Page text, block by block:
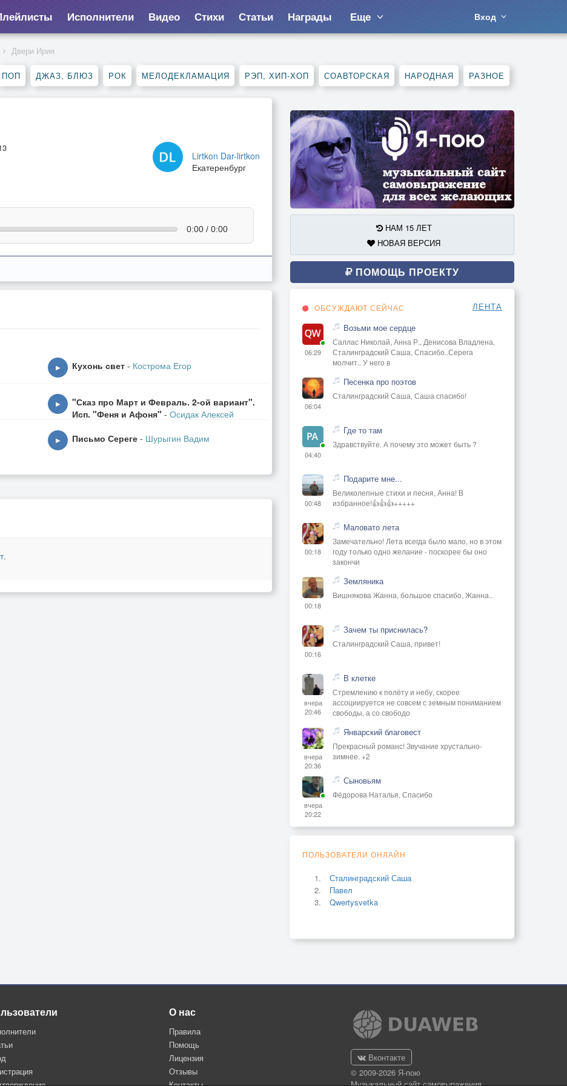
Исполнители Видео Стихи Статьи Награды Еще Вход
Двери Ирия
ПОП ДЖАЗ, БЛЮЗ РОК МЕЛОДЕКЛАМАЦИЯ РЭП, ХИП-ХОП СОАВТОРСКАЯ НАРОДНАЯ РАЗНОЕ
Lirtkon Dar-lirtkon
Екатеренбург
0:00 / 0:00
▶ Кухонь свет - Кострома Егор
▶
"Сказ про Март и Февраль. 2-ой вариант".
Исп. "Феня и Афоня" - Осидак Алексей
▶ Письмо Сереге - Шурыгин Вадим
.
НАМ 15 ЛЕТ
НОВАЯ ВЕРСИЯ
ПОМОЩЬ ПРОЕКТУ
ОБСУЖДАЮТ СЕЙЧАС ЛЕНТА
06:29
Возьми мое сердце
Саллас Николай, Анна Р., Денисова Владлена,
Сталинградский Саша, Спасибо..Серега
молчит.. У него в
06:04
Песенка про поэтов
Сталинградский Саша, Саша спасибо!
04:40
Где то там
Здравствуйте. А почему это может быть ?
00:48
Подарите мне...
Великолепные стихи и песня, Анна! В
избранное!👍👍👍+++++
00:18
Маловато лета
Замечательно! Лета всегда было мало, но в этом
году только одно желание - поскорее бы оно
закончи
00:18
Земляника
Вишнякова Жанна, большое спасибо, Жанна..
00:16
Зачем ты приснилась?
Сталинградский Саша, привет!
вчера
20:46
В клетке
Стремлению к полёту и небу, скорее
ассоциируется не совсем с земным пониманием
свободы, а со свободо
вчера
20:36
Январский благовест
Прекрасный романс! Звучание хрустально-
зимнее. +2
вчера
20:22
Сыновьям
Фёдорова Наталья, Спасибо
ПОЛЬЗОВАТЕЛИ ОНЛАЙН
Сталинградский Саша
Павел
Qwertysvetka
О нас
Правила
Помощь
Лицензия
Отзывы
Вконтакте
© 2009-2026 Я-пою